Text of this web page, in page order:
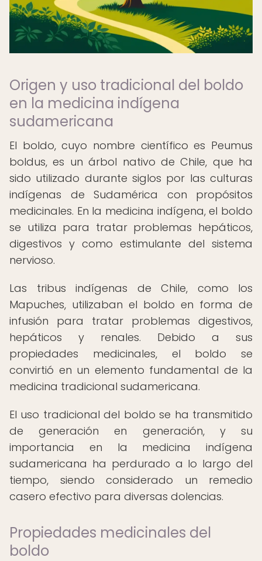
Origen y uso tradicional del boldo
en la medicina indígena
sudamericana
El boldo, cuyo nombre científico es Peumus
boldus, es un árbol nativo de Chile, que ha
sido utilizado durante siglos por las culturas
indígenas de Sudamérica con propósitos
medicinales. En la medicina indígena, el boldo
se utiliza para tratar problemas hepáticos,
digestivos y como estimulante del sistema
nervioso.
Las tribus indígenas de Chile, como los
Mapuches, utilizaban el boldo en forma de
infusión para tratar problemas digestivos,
hepáticos y renales. Debido a sus
propiedades medicinales, el boldo se
convirtió en un elemento fundamental de la
medicina tradicional sudamericana.
El uso tradicional del boldo se ha transmitido
de generación en generación, y su
importancia en la medicina indígena
sudamericana ha perdurado a lo largo del
tiempo, siendo considerado un remedio
casero efectivo para diversas dolencias.
Propiedades medicinales del
boldo